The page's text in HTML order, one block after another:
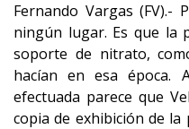
Fernando Vargas (FV).-
ningún lugar. Es que la
soporte de nitrato,
hacían en esa época.
efectuada parece que
copia de exhibición de la